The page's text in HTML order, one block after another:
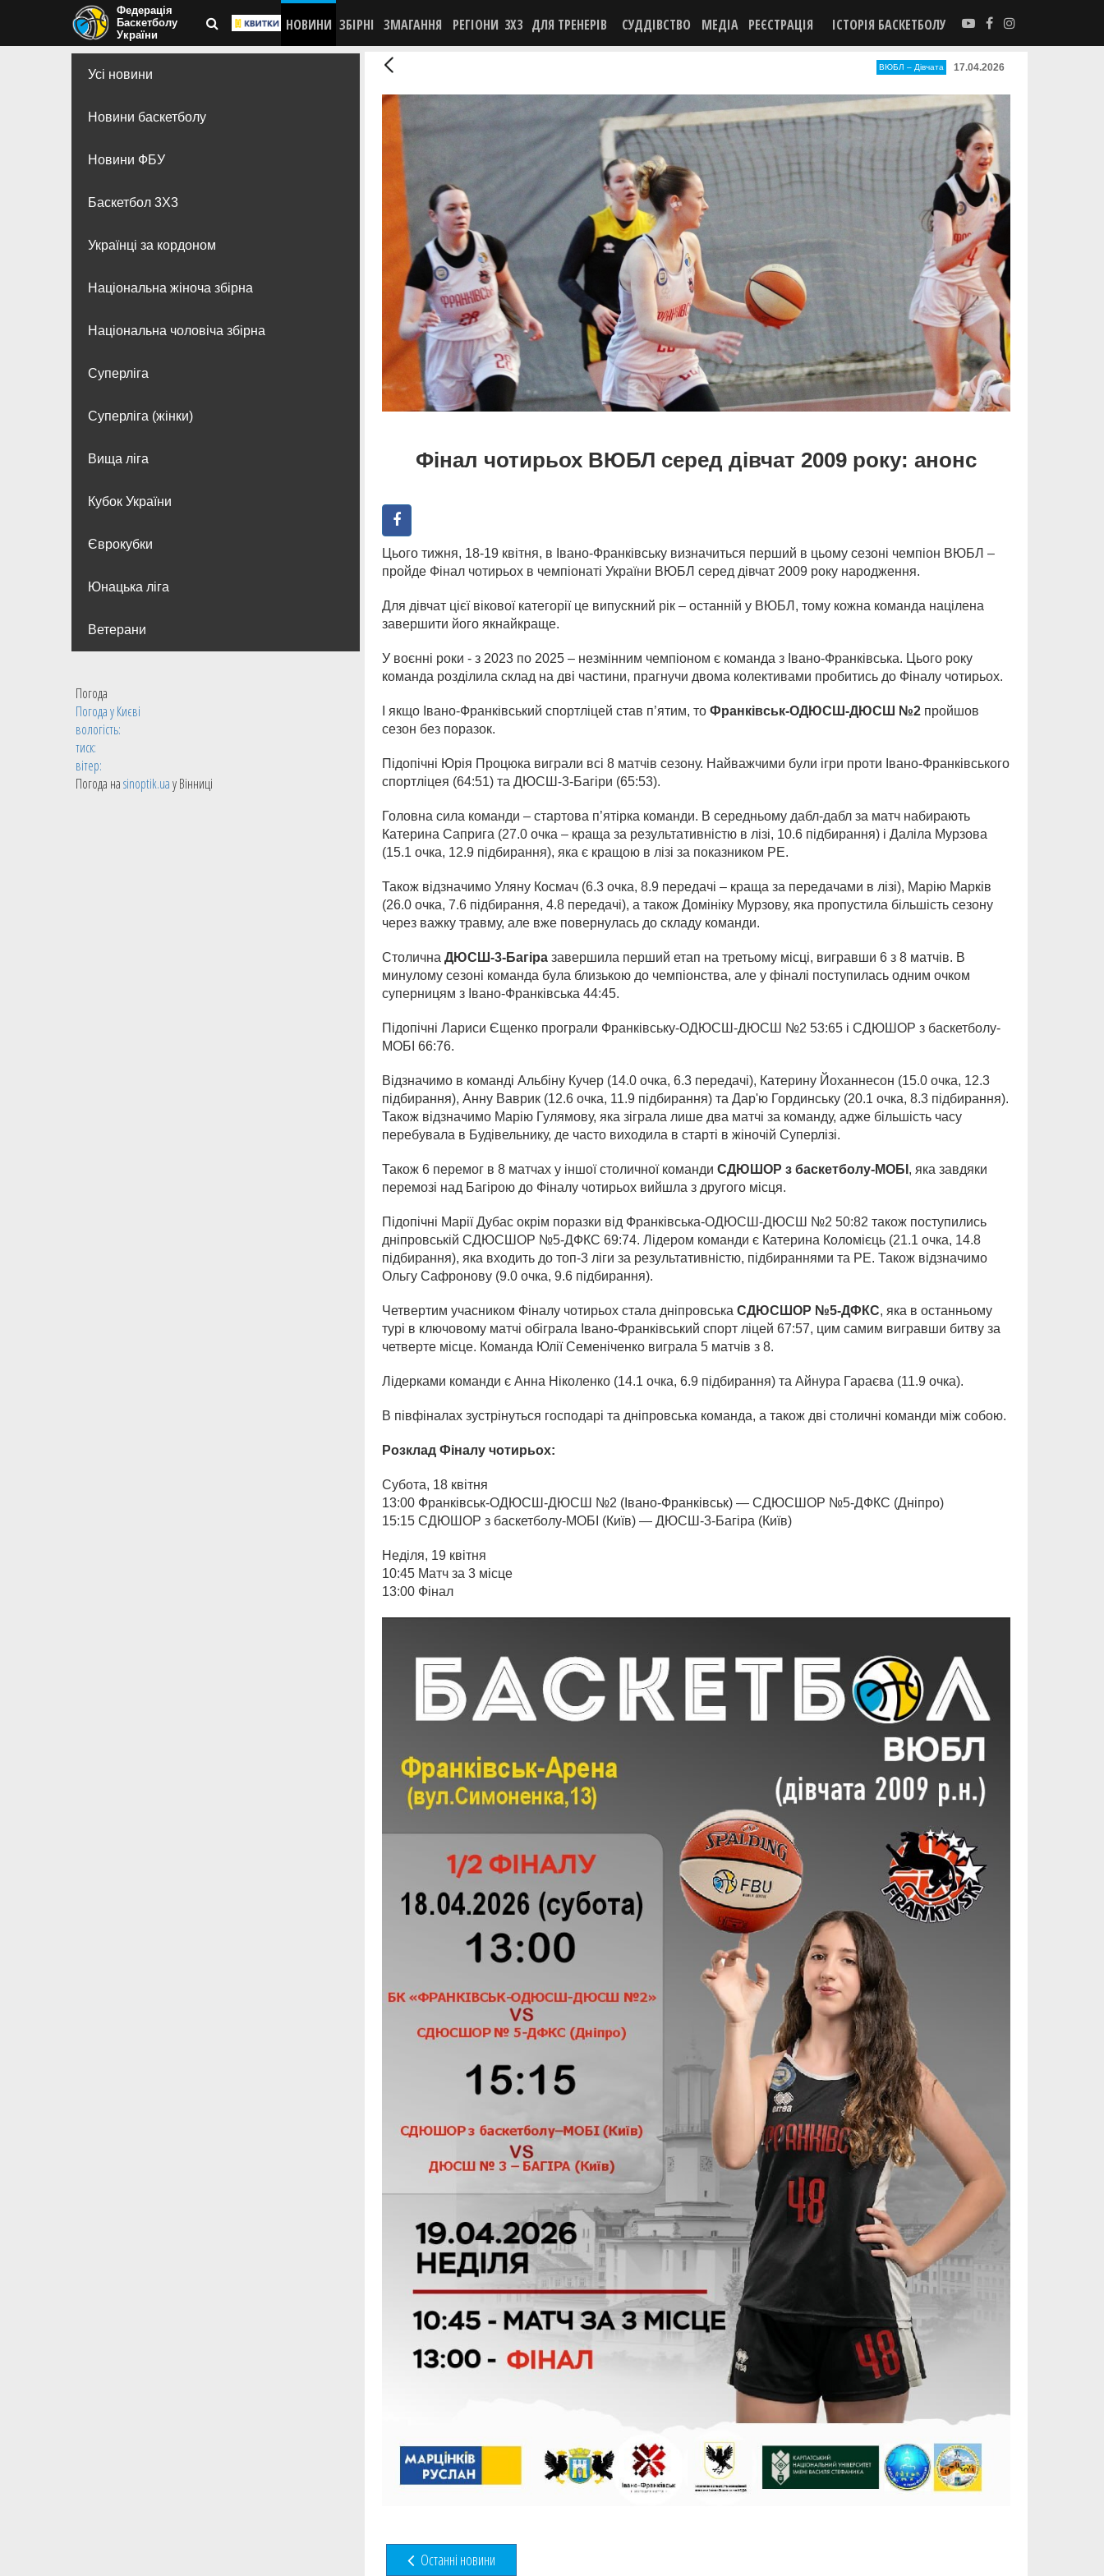
Федерація
Баскетболу
України
НОВИНИ ЗБІРНІ ЗМАГАННЯ РЕГІОНИ 3X3 ДЛЯ ТРЕНЕРІВ СУДДІВСТВО МЕДІА РЕЄСТРАЦІЯ ІСТОРІЯ БАСКЕТБОЛУ
Усі новини
Новини баскетболу
Новини ФБУ
Баскетбол 3Х3
Українці за кордоном
Національна жіноча збірна
Національна чоловіча збірна
Суперліга
Суперліга (жінки)
Вища лiга
Кубок України
Єврокубки
Юнацька ліга
Ветерани
Погода
Погода уКиєві
вологість:
тиск:
вітер:
Погода наsinoptik.uaу Вінниці
ВЮБЛ – Дiвчата 17.04.2026
Фінал чотирьох ВЮБЛ серед дівчат 2009 року: анонс
Цього тижня, 18-19 квітня, в Івано-Франківську визначиться перший в цьому сезоні чемпіон ВЮБЛ –
пройде Фінал чотирьох в чемпіонаті України ВЮБЛ серед дівчат 2009 року народження.
Для дівчат цієї вікової категорії це випускний рік – останній у ВЮБЛ, тому кожна команда націлена
завершити його якнайкраще.
У воєнні роки - з 2023 по 2025 – незмінним чемпіоном є команда з Івано-Франківська. Цього року
команда розділила склад на дві частини, прагнучи двома колективами пробитись до Фіналу чотирьох.
І якщо Івано-Франківський спортліцей став п’ятим, то Франківськ-ОДЮСШ-ДЮСШ №2 пройшов
сезон без поразок.
Підопічні Юрія Процюка виграли всі 8 матчів сезону. Найважчими були ігри проти Івано-Франківського
спортліцея (64:51) та ДЮСШ-3-Багіри (65:53).
Головна сила команди – стартова п’ятірка команди. В середньому дабл-дабл за матч набирають
Катерина Саприга (27.0 очка – краща за результативністю в лізі, 10.6 підбирання) і Даліла Мурзова
(15.1 очка, 12.9 підбирання), яка є кращою в лізі за показником РЕ.
Також відзначимо Уляну Космач (6.3 очка, 8.9 передачі – краща за передачами в лізі), Марію Марків
(26.0 очка, 7.6 підбирання, 4.8 передачі), а також Домініку Мурзову, яка пропустила більшість сезону
через важку травму, але вже повернулась до складу команди.
Столична ДЮСШ-3-Багіра завершила перший етап на третьому місці, вигравши 6 з 8 матчів. В
минулому сезоні команда була близькою до чемпіонства, але у фіналі поступилась одним очком
суперницям з Івано-Франківська 44:45.
Підопічні Лариси Єщенко програли Франківську-ОДЮСШ-ДЮСШ №2 53:65 і СДЮШОР з баскетболу-
МОБІ 66:76.
Відзначимо в команді Альбіну Кучер (14.0 очка, 6.3 передачі), Катерину Йоханнесон (15.0 очка, 12.3
підбирання), Анну Ваврик (12.6 очка, 11.9 підбирання) та Дар'ю Гординську (20.1 очка, 8.3 підбирання).
Також відзначимо Марію Гулямову, яка зіграла лише два матчі за команду, адже більшість часу
перебувала в Будівельнику, де часто виходила в старті в жіночій Суперлізі.
Також 6 перемог в 8 матчах у іншої столичної команди СДЮШОР з баскетболу-МОБІ , яка завдяки
перемозі над Багірою до Фіналу чотирьох вийшла з другого місця.
Підопічні Марії Дубас окрім поразки від Франківська-ОДЮСШ-ДЮСШ №2 50:82 також поступились
дніпровській СДЮСШОР №5-ДФКС 69:74. Лідером команди є Катерина Коломієць (21.1 очка, 14.8
підбирання), яка входить до топ-3 ліги за результативністю, підбираннями та РЕ. Також відзначимо
Ольгу Сафронову (9.0 очка, 9.6 підбирання).
Четвертим учасником Фіналу чотирьох стала дніпровська СДЮСШОР №5-ДФКС, яка в останньому
турі в ключовому матчі обіграла Івано-Франківський спорт ліцей 67:57, цим самим вигравши битву за
четверте місце. Команда Юлії Семеніченко виграла 5 матчів з 8.
Лідерками команди є Анна Ніколенко (14.1 очка, 6.9 підбирання) та Айнура Гараєва (11.9 очка).
В півфіналах зустрінуться господарі та дніпровська команда, а також дві столичні команди між собою.
Розклад Фіналу чотирьох:
Субота, 18 квітня
13:00 Франківськ-ОДЮСШ-ДЮСШ №2 (Івано-Франківськ) — СДЮСШОР №5-ДФКС (Дніпро)
15:15 СДЮШОР з баскетболу-МОБІ (Київ) — ДЮСШ-3-Багіра (Київ)
Неділя, 19 квітня
10:45 Матч за 3 місце
13:00 Фінал
Останні новини